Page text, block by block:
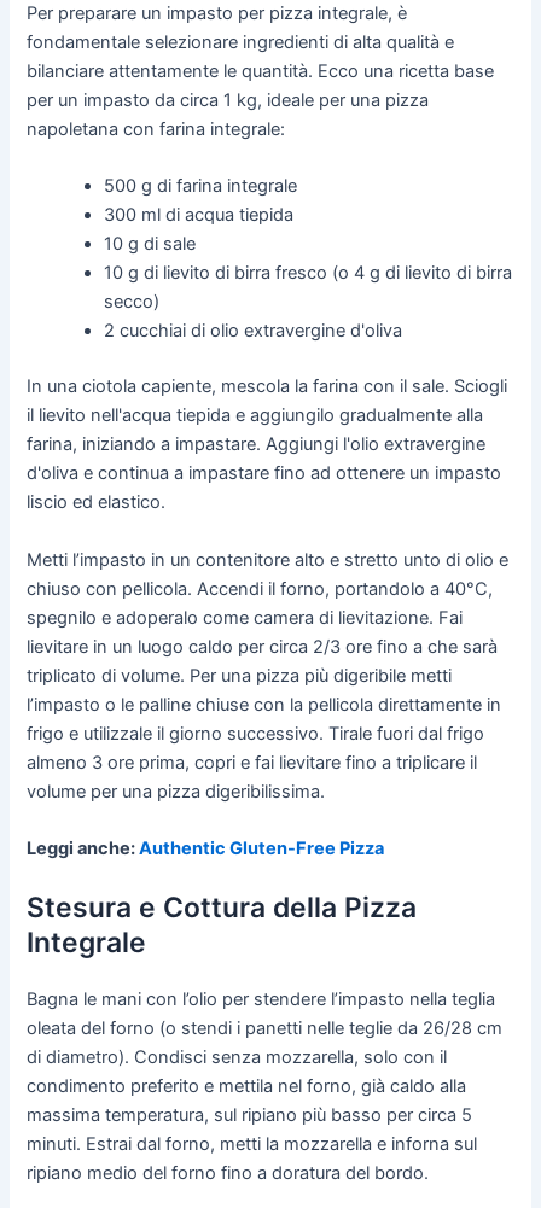
Per preparare un impasto per pizza integrale, è
fondamentale selezionare ingredienti di alta qualità e
bilanciare attentamente le quantità. Ecco una ricetta base
per un impasto da circa 1 kg, ideale per una pizza
napoletana con farina integrale:
500 g di farina integrale
300 ml di acqua tiepida
10 g di sale
10 g di lievito di birra fresco (o 4 g di lievito di birra
secco)
2 cucchiai di olio extravergine d'oliva
In una ciotola capiente, mescola la farina con il sale. Sciogli
il lievito nell'acqua tiepida e aggiungilo gradualmente alla
farina, iniziando a impastare. Aggiungi l'olio extravergine
d'oliva e continua a impastare fino ad ottenere un impasto
liscio ed elastico.
Metti l’impasto in un contenitore alto e stretto unto di olio e
chiuso con pellicola. Accendi il forno, portandolo a 40°C,
spegnilo e adoperalo come camera di lievitazione. Fai
lievitare in un luogo caldo per circa 2/3 ore fino a che sarà
triplicato di volume. Per una pizza più digeribile metti
l’impasto o le palline chiuse con la pellicola direttamente in
frigo e utilizzale il giorno successivo. Tirale fuori dal frigo
almeno 3 ore prima, copri e fai lievitare fino a triplicare il
volume per una pizza digeribilissima.
Leggi anche:Authentic Gluten-Free Pizza
Stesura e Cottura della Pizza
Integrale
Bagna le mani con l’olio per stendere l’impasto nella teglia
oleata del forno (o stendi i panetti nelle teglie da 26/28 cm
di diametro). Condisci senza mozzarella, solo con il
condimento preferito e mettila nel forno, già caldo alla
massima temperatura, sul ripiano più basso per circa 5
minuti. Estrai dal forno, metti la mozzarella e inforna sul
ripiano medio del forno fino a doratura del bordo.